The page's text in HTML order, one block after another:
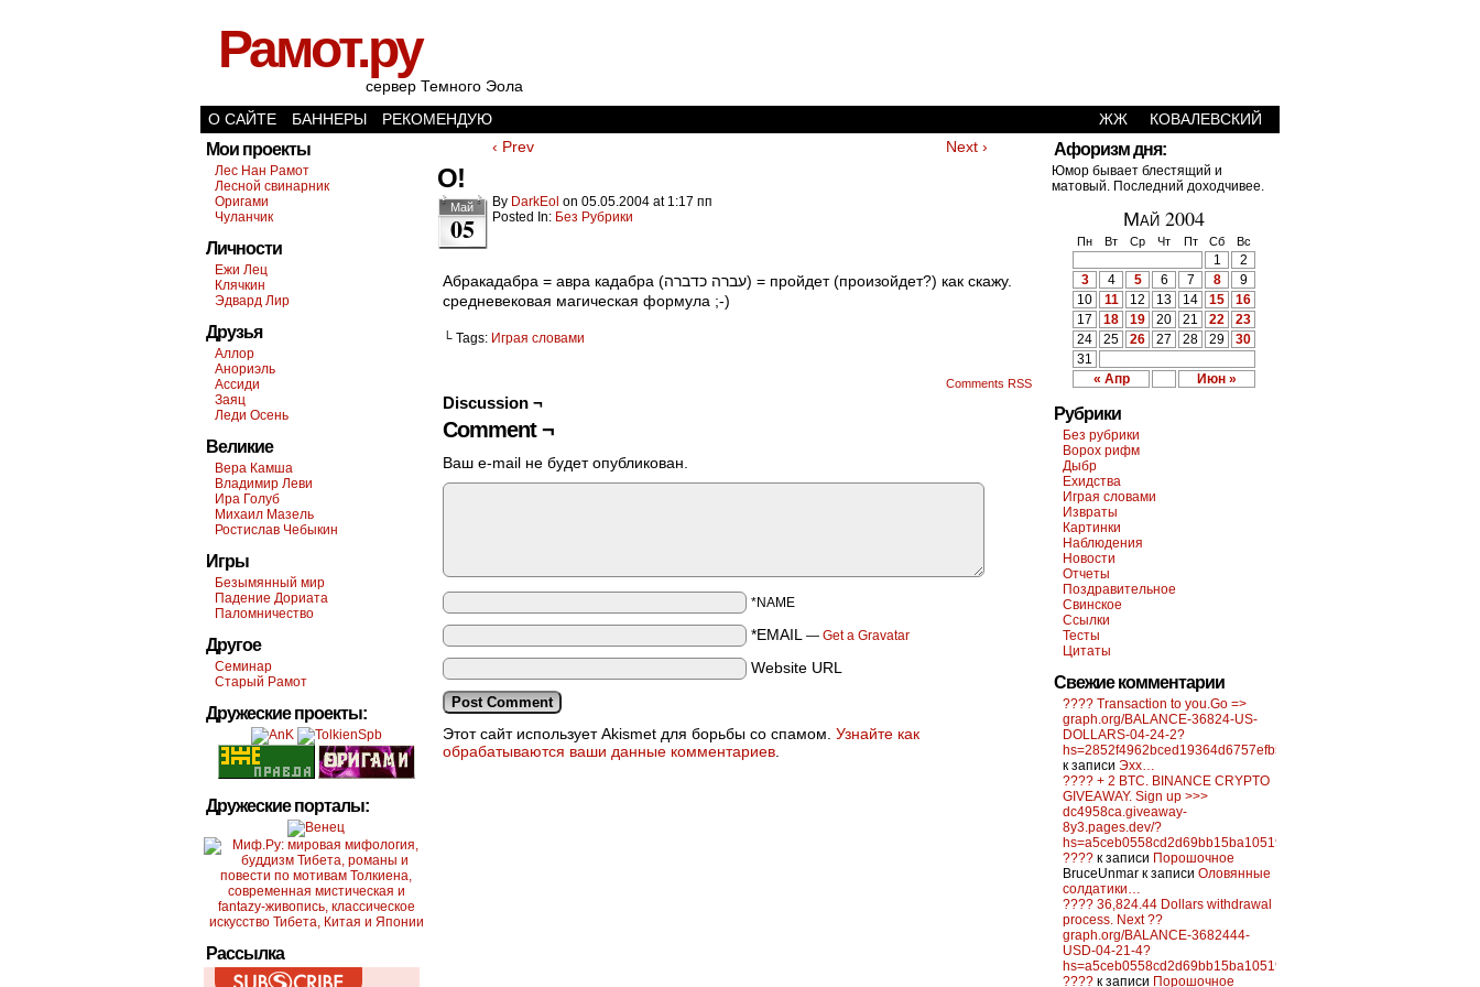
Рамот.ру
сервер Темного Эола
О САЙТЕ
БАННЕРЫ РЕКОМЕНДУЮ ЖЖ КОВАЛЕВСКИЙ
Мои проекты
Лес Нан Рамот
Лесной свинарник
Оригами
Чуланчик
Личности
Ежи Лец
Клячкин
Эдвард Лир
Друзья
Аллор
Анориэль
Ассиди
Заяц
Леди Осень
Великие
Вера Камша
Владимир Леви
Ира Голуб
Михаил Мазель
Ростислав Чебыкин
Игры
Безымянный мир
Падение Дориата
Паломничество
Другое
Семинар
Старый Рамот
Дружеские проекты:
Дружеские порталы:
Рассылка
‹ Prev Next ›
О!
Май
05
By DarkEol on 05.05.2004 at 1:17 пп
Posted In: Без Рубрики
Абракадабра = авра кадабра (עברה כדברה) = пройдет (произойдет?) как скажу.
средневековая магическая формула ;-)
└ Tags: Играя словами
Comments RSS
Discussion ¬
Comment ¬
Ваш e-mail не будет опубликован.
*NAME
*EMAIL — Get a Gravatar
Website URL
Этот сайт использует Akismet для борьбы со спамом. Узнайте как
обрабатываются ваши данные комментариев
Афоризм дня:
Юмор бывает блестящий и
матовый. Последний доходчивее.
Май 2004
Пн Вт Ср Чт Пт Сб Вс
« Апр Июн »
1
2
3
4 5 6 7 8
9
10
11 12 13 14 15
16
17
18 19 20 21 22
23
24
25 26 27 28 29
30
31
Рубрики
Без рубрики
Ворох рифм
Дыбр
Ехидства
Играя словами
Извраты
Картинки
Наблюдения
Новости
Отчеты
Поздравительное
Свинское
Ссылки
Тесты
Цитаты
Свежие комментарии
???? Transaction to you.Go =>
graph.org/BALANCE-36824-US-
DOLLARS-04-24-2?
hs=2852f4962bced19364d6757efb5f6a84&
к записи Эхх…
???? + 2 BTC. BINANCE CRYPTO
GIVEAWAY. Sign up >>>
dc4958ca.giveaway-
8y3.pages.dev/?
hs=a5ceb0558cd2d69bb15ba10519f0d6c2&
???? к записи Порошочное
BruceUnmar к записи Оловянные
солдатики…
???? 36,824.44 Dollars withdrawal
process. Next ??
graph.org/BALANCE-3682444-
USD-04-21-4?
hs=a5ceb0558cd2d69bb15ba10519f0d6c2&
???? к записи Порошочное